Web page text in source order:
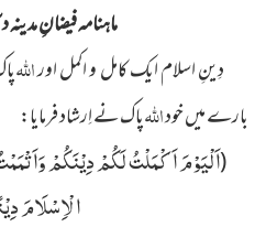
ماہنامہ فیضانِ مدینہ
دِینِ اسلام ایک کامل و اکمل اوراللہ
بارے میں خوداللہپاک نے اِرشاد فرمایا:
(اَلْیَوْمَ اَكْمَلْتُلَكُمْ دِیْنَكُمْ
الْاِسْلَامَ